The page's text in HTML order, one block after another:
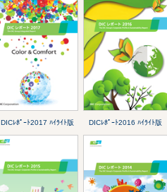
DICﾚﾎﾟｰﾄ2017 ﾊｲﾗｲﾄ版 DICﾚﾎﾟｰﾄ2016 ﾊｲﾗｲﾄ版